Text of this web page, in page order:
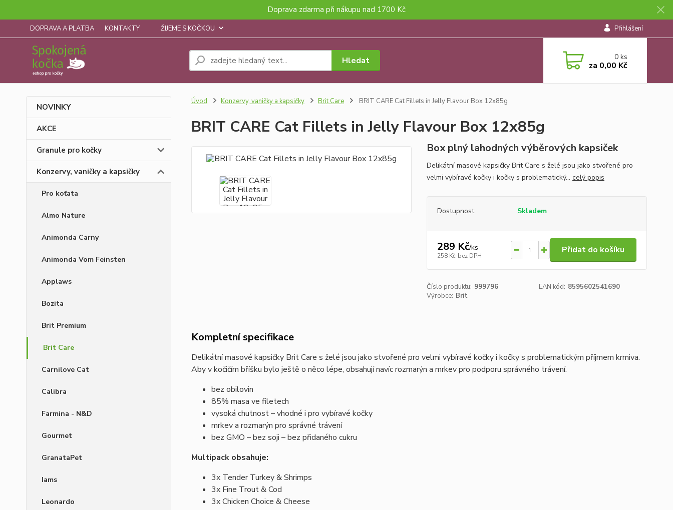
Doprava zdarma při nákupu nad 1700 Kč
DOPRAVA A PLATBA KONTAKTY ŽIJEME S KOČKOU Přihlášení
Hledat 0ks
za 0,00 Kč
NOVINKY
AKCE
Granule pro kočky
Konzervy, vaničky a kapsičky
Pro koťata
Almo Nature
Animonda Carny
Animonda Vom Feinsten
Applaws
Bozita
Brit Premium
Brit Care
Carnilove Cat
Calibra
Farmina - N&D
Gourmet
GranataPet
Iams
Leonardo
Úvod Konzervy, vaničky a kapsičky Brit Care BRIT CARE Cat Fillets in Jelly Flavour Box 12x85g
BRIT CARE Cat Fillets in Jelly Flavour Box 12x85g
Box plný lahodných výběrových kapsiček
Delikátní masové kapsičky Brit Care s želé jsou jako stvořené pro
velmi vybíravé kočky i kočky s problematický... celý popis
Dostupnost Skladem
289 Kč/ks
258 Kč bez DPH
Přidat do košíku
Číslo produktu: 999796 EAN kód: 8595602541690
Výrobce: Brit
Kompletní specifikace
Delikátní masové kapsičky Brit Care s želé jsou jako stvořené pro velmi vybíravé kočky i kočky s problematickým příjmem krmiva.
Aby v kočičím bříšku bylo ještě o něco lépe, obsahují navíc rozmarýn a mrkev pro podporu správného trávení.
bez obilovin
85% masa ve filetech
vysoká chutnost – vhodné i pro vybíravé kočky
mrkev a rozmarýn pro správné trávení
bez GMO – bez soji – bez přidaného cukru
Multipack obsahuje:
3x Tender Turkey & Shrimps
3x Fine Trout & Cod
3x Chicken Choice & Cheese